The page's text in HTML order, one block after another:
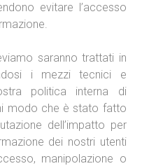
evitare l’accesso
saranno trattati in
i mezzi tecnici e
politica interna di
modo che è stato fatto
dell’impatto per
dei nostri utenti
manipolazione o